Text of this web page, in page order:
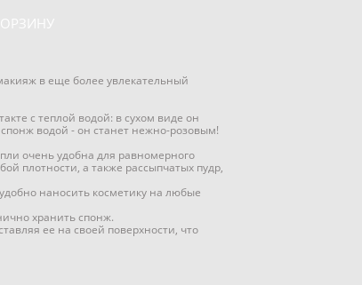
в еще более увлекательный
с теплой водой: в сухом виде он
водой - он станет нежно-розовым!
очень удобна для равномерного
плотности, а также рассыпчатых пудр,
наносить косметику на любые
хранить спонж.
ее на своей поверхности, что